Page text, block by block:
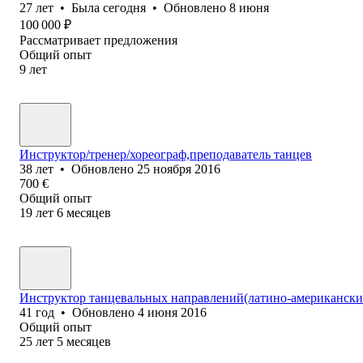
27 лет • Была сегодня • Обновлено 8 июня
100 000 ₽
Рассматривает предложения
Общий опыт
9 лет
Инструктор/тренер/хореограф,преподаватель танцев
38 лет • Обновлено 25 ноября 2016
700 €
Общий опыт
19 лет 6 месяцев
Инструктор танцевальных направлений(латино-
41 год • Обновлено 4 июня 2016
Общий опыт
25 лет 5 месяцев